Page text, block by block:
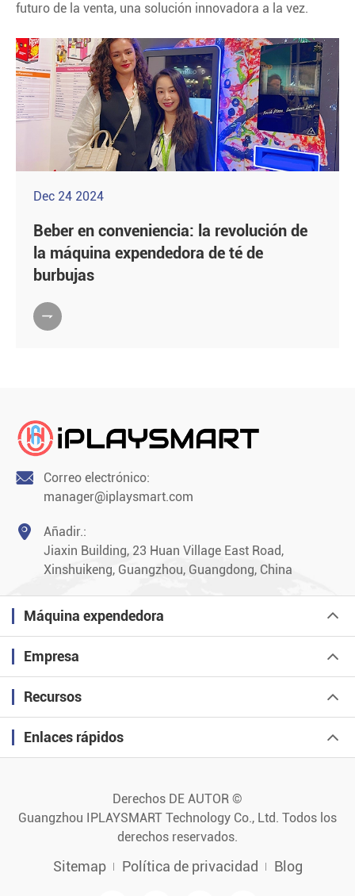
futuro de la venta, una solución innovadora a la vez.
Dec 24 2024
Beber en conveniencia: la revolución de
la máquina expendedora de té de
burbujas


Correo electrónico:
manager@iplaysmart.com

Añadir.:
Jiaxin Building, 23 Huan Village East Road,
Xinshuikeng, Guangzhou, Guangdong, China
Máquina expendedora
Empresa
Recursos
Enlaces rápidos
Derechos DE AUTOR ©
Guangzhou IPLAYSMART Technology Co., Ltd. Todos los
derechos reservados.
Sitemap Política de privacidad Blog